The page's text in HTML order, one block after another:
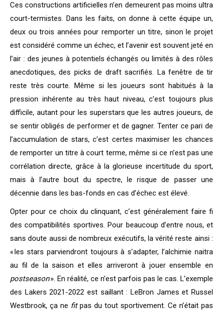
Ces constructions artificielles n’en demeurent pas moins ultra
court-termistes. Dans les faits, on donne à cette équipe un,
deux ou trois années pour remporter un titre, sinon le projet
est considéré comme un échec, et l’avenir est souvent jeté en
l’air : des jeunes à potentiels échangés ou limités à des rôles
anecdotiques, des picks de draft sacrifiés. La fenêtre de tir
reste très courte. Même si les joueurs sont habitués à la
pression inhérente au très haut niveau, c’est toujours plus
difficile, autant pour les superstars que les autres joueurs, de
se sentir obligés de performer et de gagner. Tenter ce pari de
l’accumulation de stars, c’est certes maximiser les chances
de remporter un titre à court terme, même si ce n’est pas une
corrélation directe, grâce à la glorieuse incertitude du sport,
mais à l’autre bout du spectre, le risque de passer une
décennie dans les bas-fonds en cas d’échec est élevé.
Opter pour ce choix du clinquant, c’est généralement faire fi
des compatibilités sportives. Pour beaucoup d’entre nous, et
sans doute aussi de nombreux exécutifs, la vérité reste ainsi :
« les stars parviendront toujours à s’adapter, l’alchimie naitra
au fil de la saison et elles arriveront à jouer ensemble en
postseason». En réalité, ce n’est parfois pas le cas. L’exemple
des Lakers 2021-2022 est saillant : LeBron James et Russel
Westbrook, ça ne fitpas du tout sportivement. Ce n’était pas